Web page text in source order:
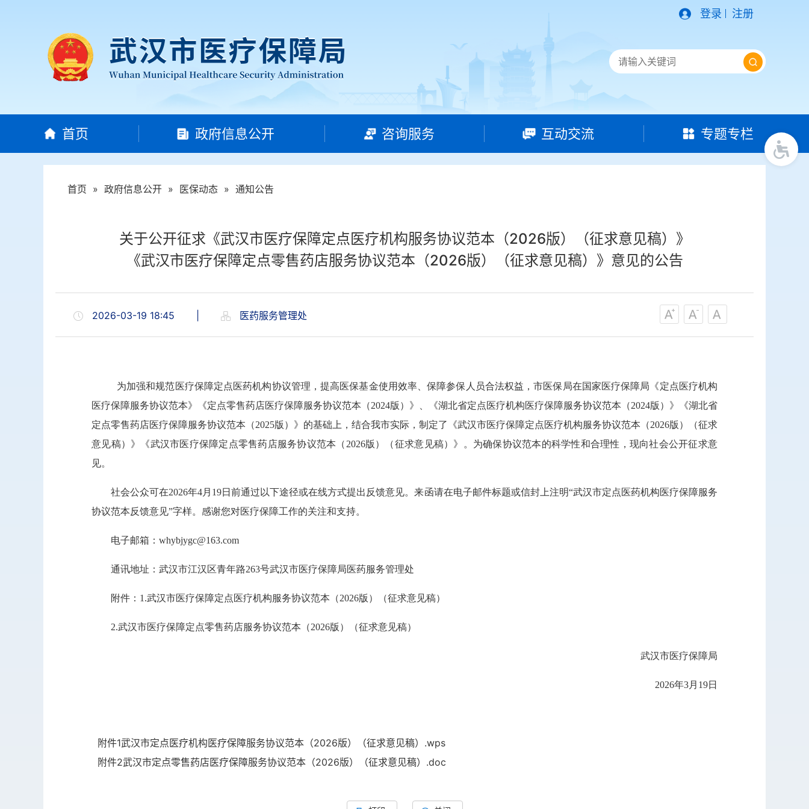
登录 注册
首页 政府信息公开 咨询服务 互动交流 专题专栏
首页 » 政府信息公开 » 医保动态 » 通知公告
关于公开征求《武汉市医疗保障定点医疗机构服务协议范本（2026版）（征求意见稿）》
《武汉市医疗保障定点零售药店服务协议范本（2026版）（征求意见稿）》意见的公告
2026-03-19 18:45 医药服务管理处
为加强和规范医疗保障定点医药机构协议管理，提高医保基金使用效率、保障参保人员合法权益，市医保局在国家医疗保障局《定点医疗机构
医疗保障服务协议范本》《定点零售药店医疗保障服务协议范本（2024版）》、《湖北省定点医疗机构医疗保障服务协议范本（2024版）》《湖北省
定点零售药店医疗保障服务协议范本（2025版）》的基础上，结合我市实际，制定了《武汉市医疗保障定点医疗机构服务协议范本（2026版）（征求
意见稿）》《武汉市医疗保障定点零售药店服务协议范本（2026版）（征求意见稿）》。为确保协议范本的科学性和合理性，现向社会公开征求意
见。
社会公众可在2026年4月19日前通过以下途径或在线方式提出反馈意见。来函请在电子邮件标题或信封上注明“武汉市定点医药机构医疗保障服务
协议范本反馈意见”字样。感谢您对医疗保障工作的关注和支持。
电子邮箱：whybjygc@163.com
通讯地址：武汉市江汉区青年路263号武汉市医疗保障局医药服务管理处
附件：1.武汉市医疗保障定点医疗机构服务协议范本（2026版）（征求意见稿）
2.武汉市医疗保障定点零售药店服务协议范本（2026版）（征求意见稿）
武汉市医疗保障局
2026年3月19日
附件1武汉市定点医疗机构医疗保障服务协议范本（2026版）（征求意见稿）.wps
附件2武汉市定点零售药店医疗保障服务协议范本（2026版）（征求意见稿）.doc